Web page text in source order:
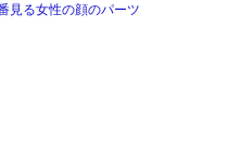
見る女性の顔のパーツ